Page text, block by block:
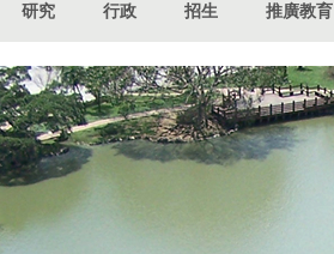
研究 行政 招生 推廣教育